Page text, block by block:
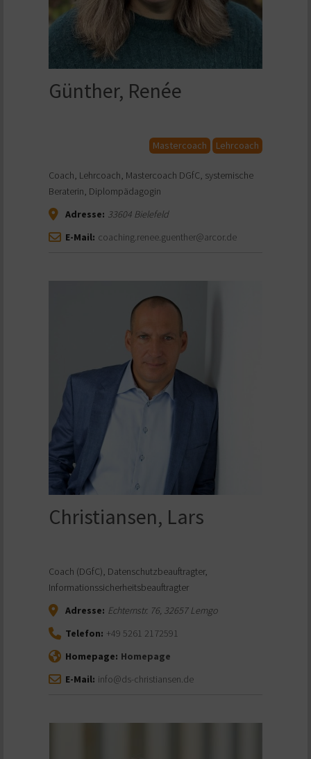
Günther, Renée
Mastercoach Lehrcoach
Coach, Lehrcoach, Mastercoach DGfC, systemische
Beraterin, Diplompädagogin
Adresse: 33604 Bielefeld
E-Mail: coaching.renee.guenther@arcor.de
Christiansen, Lars
Coach (DGfC), Datenschutzbeauftragter,
Informationssicherheitsbeauftragter
Adresse: Echternstr. 76, 32657Lemgo
Telefon: +49 5261 2172591
Homepage: Homepage
E-Mail: info@ds-christiansen.de